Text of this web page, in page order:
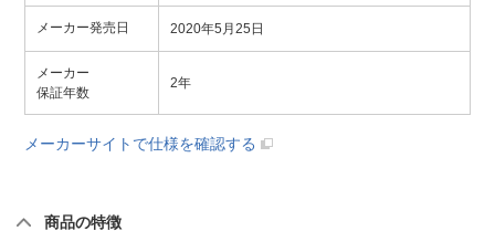
メーカー発売日 2020年5月25日
メーカー
保証年数
2年
メーカーサイトで仕様を確認する
商品の特徴